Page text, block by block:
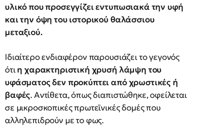
υλικό που προσεγγίζει εντυπωσιακά την υφή
και την όψη του ιστορικού θαλάσσιου
μεταξιού.
Ιδιαίτερο ενδιαφέρον παρουσιάζει το γεγονός
ότιη χαρακτηριστική χρυσή λάμψη του
υφάσματος δεν προκύπτει από χρωστικές ή
βαφές. Αντίθετα, όπως διαπιστώθηκε, οφείλεται
σε μικροσκοπικές πρωτεϊνικές δομές που
αλληλεπιδρούν με το φως.